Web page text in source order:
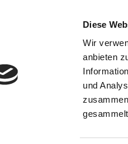
Diese
Wir
anbieten
und
Kategorien
AHK- Zubehör, Ersatzteile